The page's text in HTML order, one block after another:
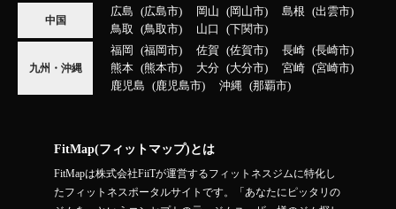
中国
広島 広島市 岡山 岡山市 島根
出雲市
鳥取
鳥取市 山口 下関市
九州・沖縄
福岡 福岡市 佐賀 佐賀市 長崎
長崎市
熊本
熊本市 大分 大分市 宮崎
宮崎市
鹿児島
鹿児島市 沖縄 那覇市
FitMap(フィットマップ)とは
FitMapは株式会社FiiTが運営するフィットネスジムに特化し
たフィットネスポータルサイトです。「あなたにピッタリの